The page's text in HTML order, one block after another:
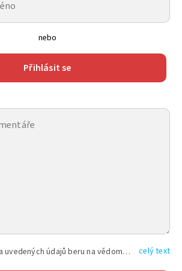
nebo
Přihlásit se
Vyplněním shora uvedených údajů beru na vědomí, že společnost TEXT FACTORY s.r.o., sídlem Brno, Durďákova 336/29, Černá Pole, PSČ: 613 00, IČ: 06157831, zapsané u Krajského soudu v Brně, oddíl C, vložka 100399, bude zpracovávat mé osobní údaje uvedené v rámci mnou vyplněného registračního formuláře na základě oprávněných zájmů TEXT FACTORY s.r.o. dle čl. 6 odst. 1 písm. f) GDPR a pro splnění právních povinností (čl. 6 odst. 1 písm. c) GDPR), a to pro tyto účely: nezbytnost zajistit oprávnění návštěvníka webových stránek provozovaných společností TEXT FACTORY s.r.o. přispívat aktivně ke zveřejněným článkům nebo v rámci diskusních fór a výkon práv TEXT FACTORY s.r.o. jako administrátora těchto diskusních fór. Více informací o zpracování osobních údajů a právech lze nalézt v celý text